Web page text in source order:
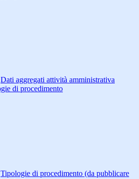
Dati aggregati attività amministrativa
di procedimento
Tipologie di procedimento (da pubblicare